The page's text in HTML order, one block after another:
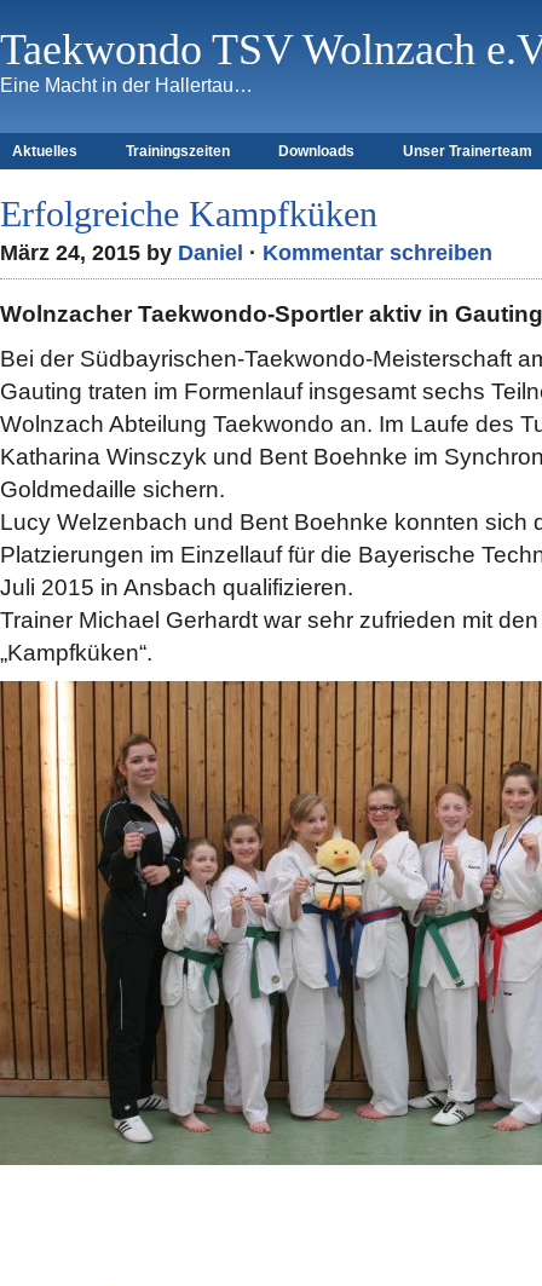
Taekwondo TSV Wolnzach
Eine Macht in der Hallertau…
Aktuelles Trainingszeiten Downloads Unser Trainerteam
Erfolgreiche Kampfküken
März 24, 2015 by Daniel · Kommentar schreiben
Wolnzacher Taekwondo-Sportler aktiv in Gauting
Bei der Südbayrischen-Taekwondo-Meisterschaft
Gauting traten im Formenlauf insgesamt sechs
Wolnzach Abteilung Taekwondo an. Im Laufe des
Katharina Winsczyk und Bent Boehnke im
Goldmedaille sichern.
Lucy Welzenbach und Bent Boehnke konnten sich
Platzierungen im Einzellauf für die Bayerische
Juli 2015 in Ansbach qualifizieren.
Trainer Michael Gerhardt war sehr zufrieden mit
„Kampfküken“.